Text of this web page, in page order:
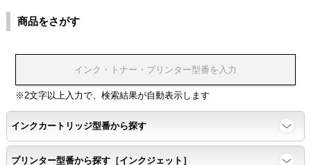
商品をさがす
※2文字以上入力で、検索結果が自動表示します
インクカートリッジ型番から探す
プリンター型番から探す［インクジェット］